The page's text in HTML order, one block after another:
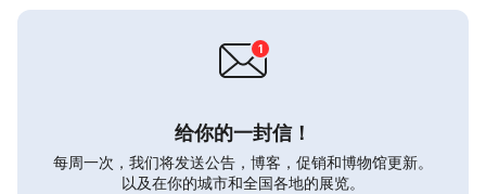
给你的一封信！
每周一次，我们将发送公告，博客，促销和博物馆更新。
以及在你的城市和全国各地的展览。